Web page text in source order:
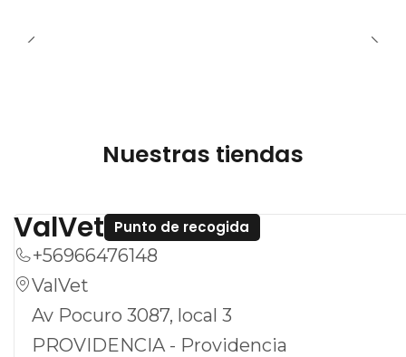
Nuestras tiendas
ValVet Punto de recogida
+56966476148
ValVet
Av Pocuro 3087, local 3
PROVIDENCIA - Providencia